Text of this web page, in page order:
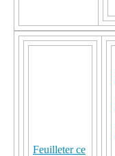
Feuilleter ce